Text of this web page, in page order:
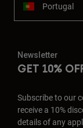
Portugal
Newsletter
GET 10%
Subscribe to our
receive a 10%
details of any